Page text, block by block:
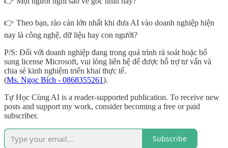
👉 Theo bạn, rào cản lớn nhất khi đưa AI vào doanh nghiệp hiện
nay là công nghệ, dữ liệu hay con người?
P/S: Đối với doanh nghiệp đang trong quá trình rà soát hoặc bổ
sung license Microsoft, vui lòng liên hệ để được hỗ trợ tư vấn và
chia sẻ kinh nghiệm triển khai thực tế.
(Ms. Ngọc Bích - 0868355261).
Tự Học Cùng AI is a reader-supported publication. To receive new
posts and support my work, consider becoming a free or paid
subscriber.
Subscribe